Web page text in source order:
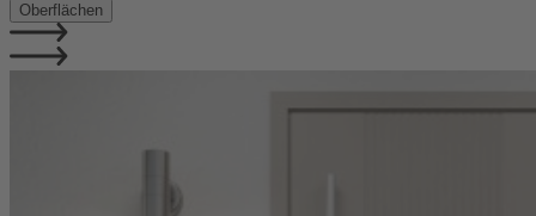
Oberflächen